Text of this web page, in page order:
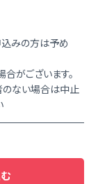
込みの方は予め
がございます。
のない場合は中止